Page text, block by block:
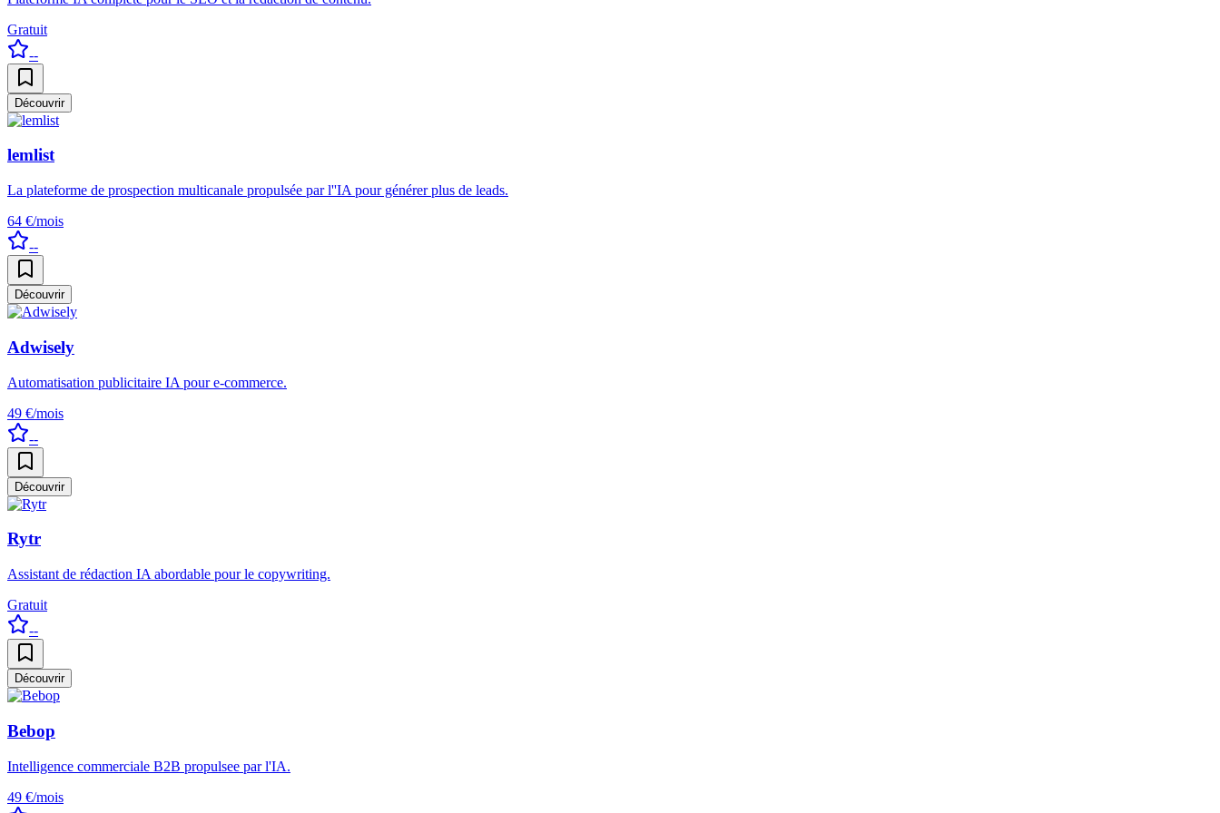
Gratuit
--
Découvrir
lemlist
La plateforme de prospection multicanale propulsée par l''IA pour générer plus de leads.
64 €/mois
--
Découvrir
Adwisely
Automatisation publicitaire IA pour e-commerce.
49 €/mois
--
Découvrir
Rytr
Assistant de rédaction IA abordable pour le copywriting.
Gratuit
--
Découvrir
Bebop
Intelligence commerciale B2B propulsee par l'IA.
49 €/mois